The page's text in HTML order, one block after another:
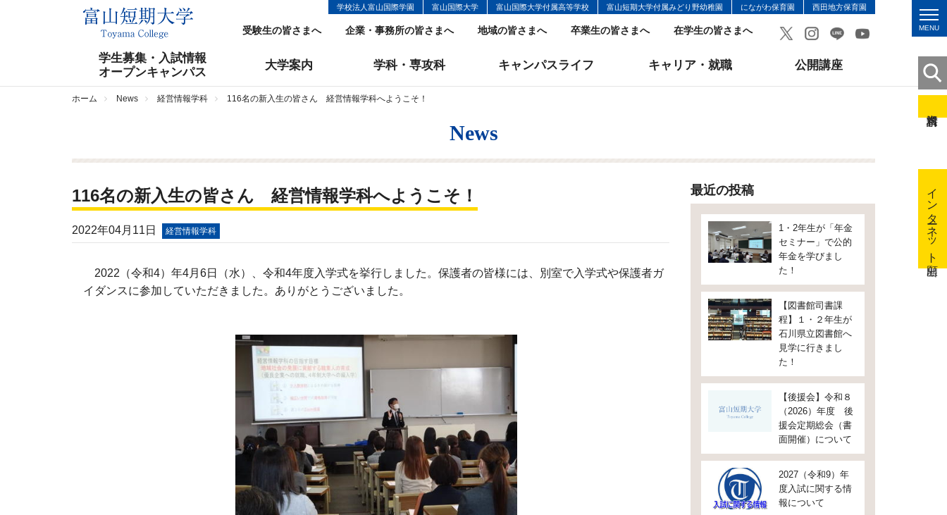
学校法人富山国際学園 富山国際大学 富山国際大学付属高等学校 富山短期大学付属みどり野幼稚園 にながわ保育園 西田地方保育園
受験生の皆さまへ 企業・事務所の皆さまへ 地域の皆さまへ 卒業生の皆さまへ 在学生の皆さまへ MENU
学生募集・入試情報
オープンキャンパス
大学案内 学科・専攻科 キャンパスライフ キャリア・就職 公開講座
インターネット出願
ホーム News 経営情報学科 116名の新入生の皆さん 経営情報学科へようこそ！
News
116名の新入生の皆さん 経営情報学科へようこそ！
2022年04月11日 経営情報学科
2022（令和4）年4月6日（水）、令和4年度入学式を挙行しました。保護者の皆様には、別室で入学式や保護者ガ
イダンスに参加していただきました。ありがとうございました。
最近の投稿
1・2年生が「年金
セミナー」で公的
年金を学びまし
た！
【図書館司書課
程】１・２年生が
石川県立図書館へ
見学に行きまし
た！
【後援会】令和８
（2026）年度 後
援会定期総会（書
面開催）について
2027（令和9）年
度入試に関する情
報について